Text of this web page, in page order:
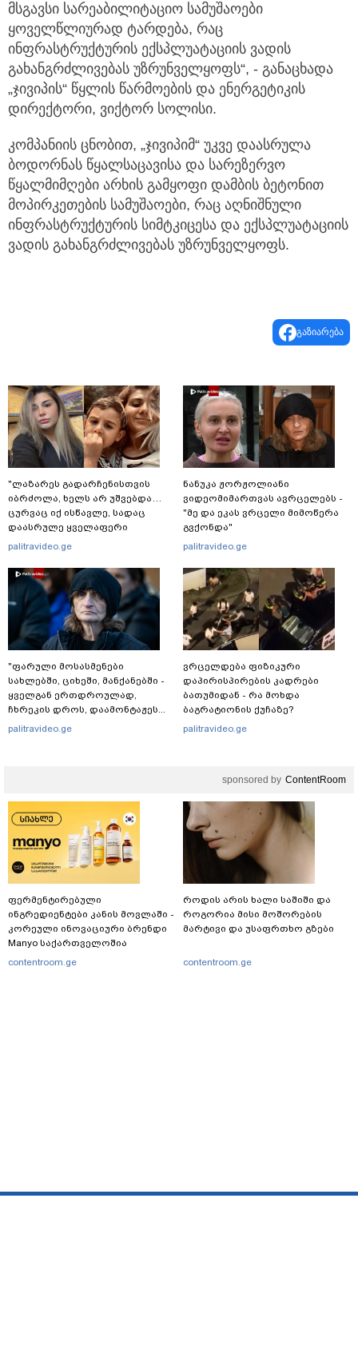
მსგავსი სარეაბილიტაციო სამუშაოები
ყოველწლიურად ტარდება, რაც
ინფრასტრუქტურის ექსპლუატაციის ვადის
გახანგრძლივებას უზრუნველყოფს“, - განაცხადა
„ჯივიპის“ წყლის წარმოების და ენერგეტიკის
დირექტორი, ვიქტორ სოლისი.
კომპანიის ცნობით, „ჯივიპიმ“ უკვე დაასრულა
ბოდორნას წყალსაცავისა და სარეზერვო
წყალმიმღები არხის გამყოფი დამბის ბეტონით
მოპირკეთების სამუშაოები, რაც აღნიშნული
ინფრასტრუქტურის სიმტკიცესა და ექსპლუატაციის
ვადის გახანგრძლივებას უზრუნველყოფს.
გაზიარება
"ლაზარეს გადარჩენისთვის
იბრძოლა, ხელს არ უშვებდა…
ცურვაც იქ ისწავლე, სადაც
დაასრულე ყველაფერი
ხორციელი ცხოვრებიდან" – რას
შვილის ახლობელი?
palitravideo.ge
"ფარული მოსასმენები
სახლებში, ციხეში, მანქანებში -
ყველგან ერთდროულად,
ჩხრეკის დროს, დაამონტაჟეს...
იმნაძეების ოჯახში, მგონი, 4
palitravideo.ge
ნანუკა ჟორჟოლიანი
ვიდეომიმართვას ავრცელებს -
"მე და ეკას ვრცელი მიმოწერა
გვქონდა"
palitravideo.ge
ვრცელდება ფიზიკური
დაპირისპირების კადრები
ბათუმიდან - რა მოხდა
ბაგრატიონის ქუჩაზე?
palitravideo.ge
sponsored by ContentRoom
ფერმენტირებული
ინგრედიენტები კანის მოვლაში -
კორეული ინოვაციური ბრენდი
Manyo საქართველოშია
contentroom.ge
როდის არის ხალი საშიში და
როგორია მისი მოშორების
მარტივი და უსაფრთხო გზები
contentroom.ge